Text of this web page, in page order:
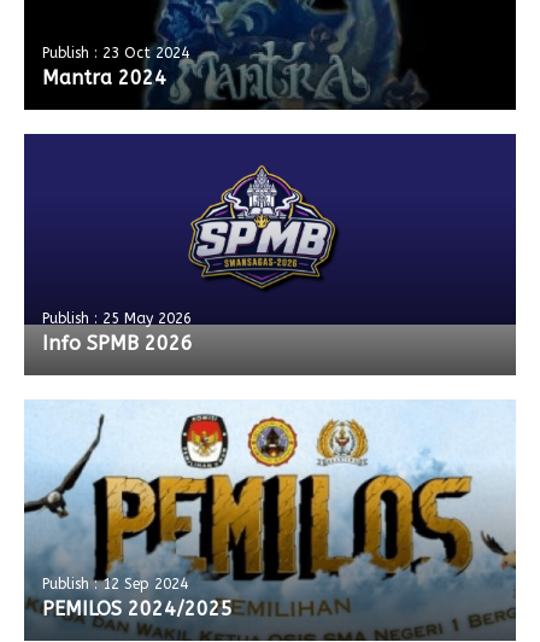
Publish : 23 Oct 2024
Mantra 2024
Publish : 25 May 2026
Info SPMB 2026
Publish : 12 Sep 2024
PEMILOS 2024/2025